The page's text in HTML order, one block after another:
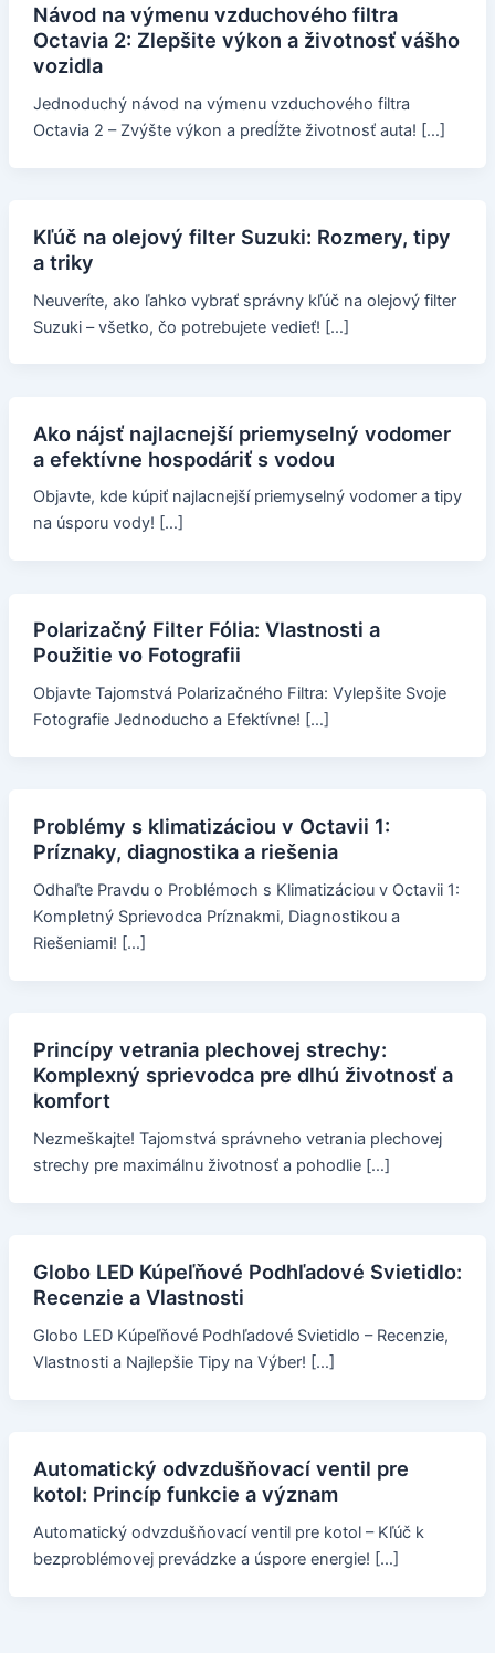
Návod na výmenu vzduchového filtra
Octavia 2: Zlepšite výkon a životnosť vášho
vozidla
Jednoduchý návod na výmenu vzduchového filtra
Octavia 2 – Zvýšte výkon a predĺžte životnosť auta! […]
Kľúč na olejový filter Suzuki: Rozmery, tipy
a triky
Neuveríte, ako ľahko vybrať správny kľúč na olejový filter
Suzuki – všetko, čo potrebujete vedieť! […]
Ako nájsť najlacnejší priemyselný vodomer
a efektívne hospodáriť s vodou
Objavte, kde kúpiť najlacnejší priemyselný vodomer a tipy
na úsporu vody! […]
Polarizačný Filter Fólia: Vlastnosti a
Použitie vo Fotografii
Objavte Tajomstvá Polarizačného Filtra: Vylepšite Svoje
Fotografie Jednoducho a Efektívne! […]
Problémy s klimatizáciou v Octavii 1:
Príznaky, diagnostika a riešenia
Odhaľte Pravdu o Problémoch s Klimatizáciou v Octavii 1:
Kompletný Sprievodca Príznakmi, Diagnostikou a
Riešeniami! […]
Princípy vetrania plechovej strechy:
Komplexný sprievodca pre dlhú životnosť a
komfort
Nezmeškajte! Tajomstvá správneho vetrania plechovej
strechy pre maximálnu životnosť a pohodlie […]
Globo LED Kúpeľňové Podhľadové Svietidlo:
Recenzie a Vlastnosti
Globo LED Kúpeľňové Podhľadové Svietidlo – Recenzie,
Vlastnosti a Najlepšie Tipy na Výber! […]
Automatický odvzdušňovací ventil pre
kotol: Princíp funkcie a význam
Automatický odvzdušňovací ventil pre kotol – Kľúč k
bezproblémovej prevádzke a úspore energie! […]